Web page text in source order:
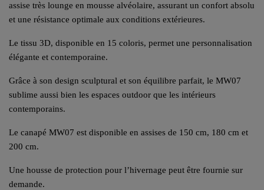
assise très lounge en mousse alvéolaire, assurant un confort absolu
et une résistance optimale aux conditions extérieures.
Le tissu 3D, disponible en 15 coloris, permet une personnalisation
élégante et contemporaine.
Grâce à son design sculptural et son équilibre parfait, le MW07
sublime aussi bien les espaces outdoor que les intérieurs
contemporains.
Le canapé MW07 est disponible en assises de 150 cm, 180 cm et
200 cm.
Une housse de protection pour l’hivernage peut être fournie sur
demande.